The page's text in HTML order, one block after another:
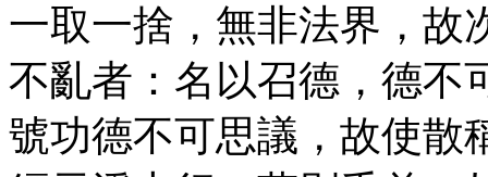
一取一捨，無非法界，故
不亂者：名以召德，德不
號功德不可思議，故使散